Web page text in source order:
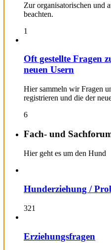
Zur organisatorischen und
beachten.
1
Oft gestellte Fragen
neuen Usern
Hier sammeln wir Fragen
registrieren und die der
6
Fach- und
Hier geht es um den Hund
Hunderziehung /
321
Erziehungsfragen